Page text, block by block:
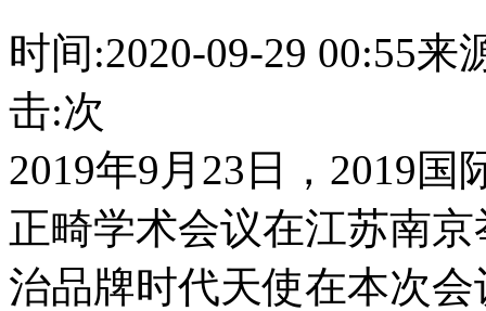
时间:2020-09-29 00:55
击:次
2019年9月23日，2019
正畸学术会议在江苏南
治品牌时代天使在本次